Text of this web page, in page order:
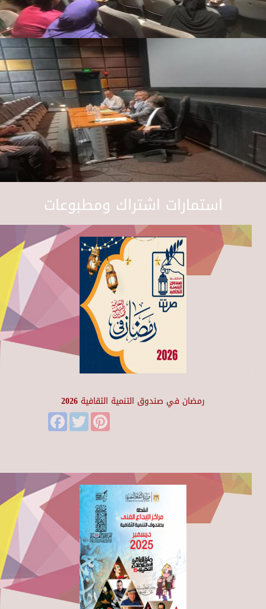
استمارات اشتراك ومطبوعات
رمضان في صندوق التنمية الثقافية 2026
FacebookTwitter